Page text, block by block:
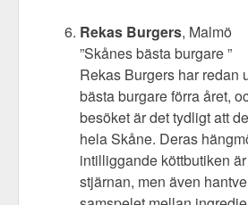
Rekas Burgers, Malmö
”Skånes bästa burgare ”
Rekas Burgers har redan
bästa burgare förra året,
besöket är det tydligt att
hela Skåne. Deras
intilliggande köttbutiken
stjärnan, men även